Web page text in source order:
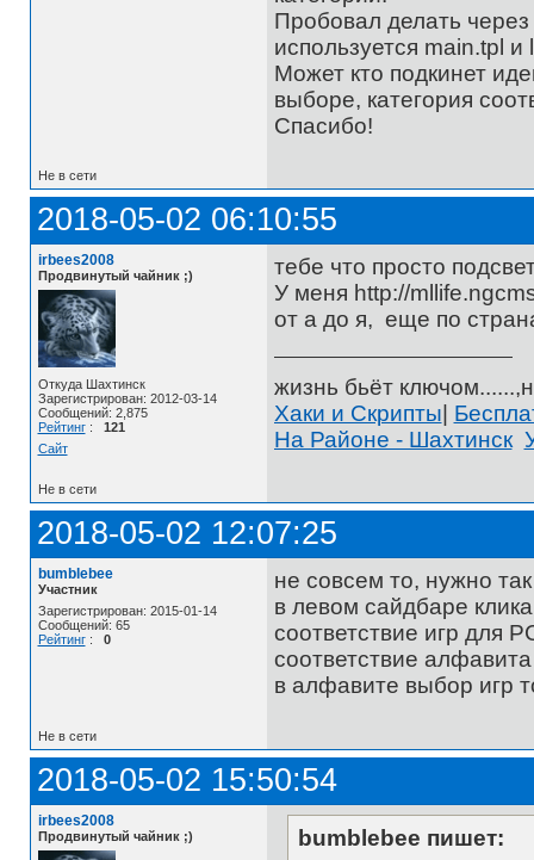
Пробовал делать
используется main.tpl и
Может кто подкинет
выборе, категория
Спасибо!
Не в сети
2018-05-02 06:10:55
irbees2008
Продвинутый чайник ;)
Откуда Шахтинск
Зарегистрирован: 2012-03-14
Сообщений: 2,875
Рейтинг: 121
Сайт
тебе что просто
У меня http://
от а до я, еще по
жизнь бьёт
Хаки и Скрипты|
На Районе - Шахтинск
Не в сети
2018-05-02 12:07:25
bumblebee
Участник
Зарегистрирован: 2015-01-14
Сообщений: 65
Рейтинг: 0
не совсем то, нужно так
в левом сайдбаре
соответствие игр для
соответствие
в алфавите выбор игр
Не в сети
2018-05-02 15:50:54
irbees2008
Продвинутый чайник ;)
bumblebee пишет: